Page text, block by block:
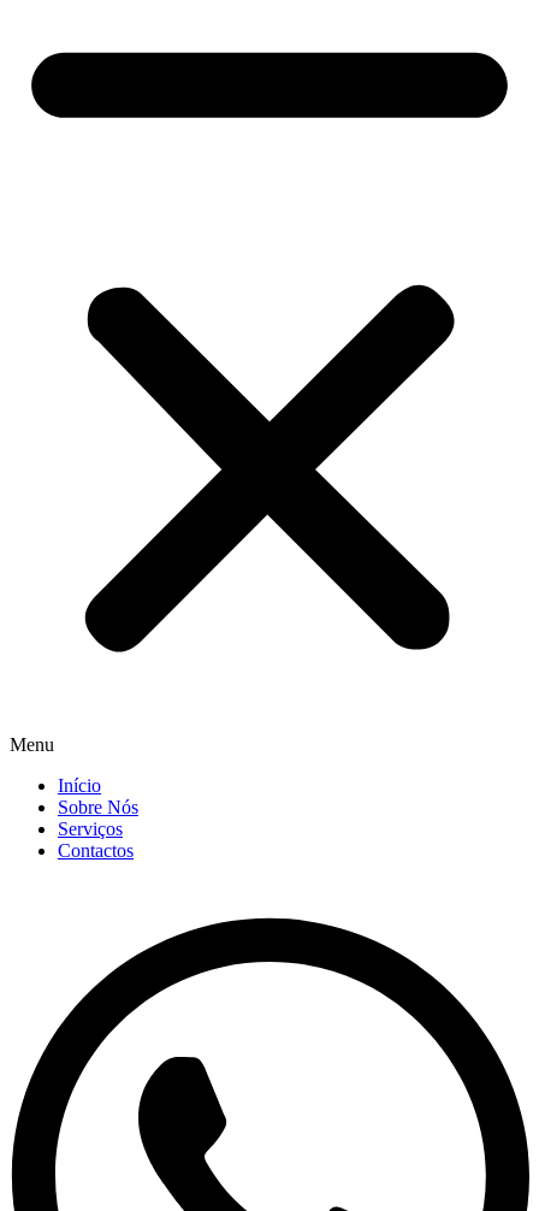
Menu
Início
Sobre Nós
Serviços
Contactos